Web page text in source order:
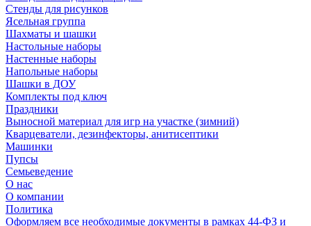
Стенды для рисунков
Ясельная группа
Шахматы и шашки
Настольные наборы
Настенные наборы
Напольные наборы
Шашки в ДОУ
Комплекты под ключ
Праздники
Выносной материал для игр на участке (зимний)
Кварцеватели, дезинфекторы, анитисептики
Машинки
Пупсы
Семьеведение
О нас
О компании
Политика
Оформляем все необходимые документы в рамках 44-ФЗ и